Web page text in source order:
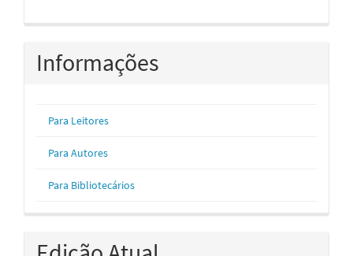
Informações
Para Leitores
Para Autores
Para Bibliotecários